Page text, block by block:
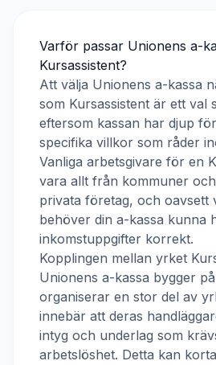
Varför passar Unionens a-
Kursassistent?
Att välja Unionens a-kassa
som Kursassistent är ett val
eftersom kassan har djup
specifika villkor som råder
Vanliga arbetsgivare för en
vara allt från kommuner
privata företag, och oavsett
behöver din a-kassa kunna
inkomstuppgifter korrekt.
Kopplingen mellan yrket
Unionens a-kassa bygger
organiserar en stor del av
innebär att deras
intyg och underlag som
arbetslöshet. Detta kan